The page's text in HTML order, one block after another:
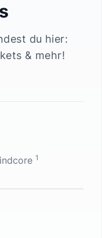
du hier:
& mehr!
1